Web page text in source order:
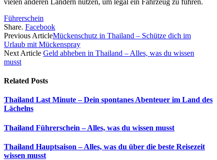
Führerschein
Share. Facebook
Previous ArticleMückenschutz in Thailand – Schütze dich im
Urlaub mit Mückenspray
Next Article Geld abheben in Thailand – Alles, was du wissen
musst
Related Posts
Thailand Last Minute – Dein spontanes Abenteuer im Land des
Lächelns
Thailand Führerschein – Alles, was du wissen musst
Thailand Hauptsaison – Alles, was du über die beste Reisezeit
wissen musst